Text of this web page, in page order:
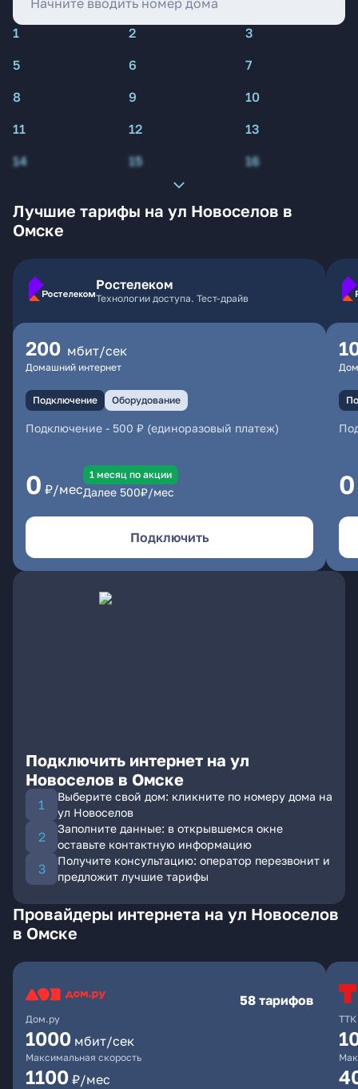
1 2
3
5
6
7
8
9
10
11
12
13
14
15 16
Лучшие тарифы на ул Новоселов в
Омске
Ростелеком
Технологии доступа. Тест-драйв
200 мбит/сек
Домашний интернет
Подключение Оборудование
Подключение - 500 ₽ (единоразовый платеж)
0 ₽/мес
1 месяц по акции
Далее 500₽/мес
Подключить
0
Подключить интернет на ул
Новоселов в Омске
Выберите свой дом: кликните по номеру дома на
ул Новоселов
Заполните данные: в открывшемся окне
оставьте контактную информацию
Получите консультацию: оператор перезвонит и
предложит лучшие тарифы
Провайдеры интернета на ул Новоселов
в Омске
Дом.ру
58 тарифов
1000 мбит/сек
Максимальная скорость
1100 ₽/мес
ТТК